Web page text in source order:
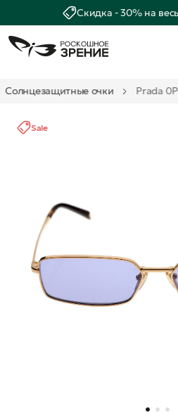
Скидка - 30% на
Солнцезащитные очки Prada
Sale